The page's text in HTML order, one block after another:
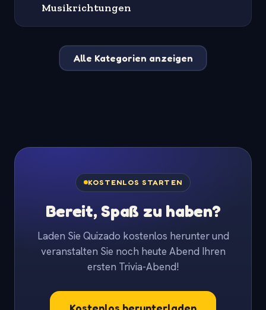
Musikrichtungen
Alle Kategorien anzeigen
KOSTENLOS STARTEN
Bereit, Spaß zu haben?
Laden Sie Quizado kostenlos herunter und
veranstalten Sie noch heute Abend Ihren
ersten Trivia-Abend!